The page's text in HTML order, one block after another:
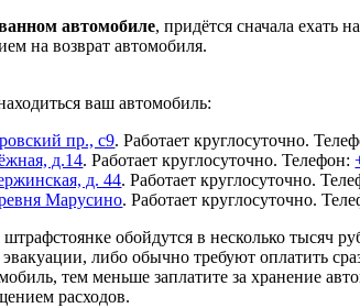
автомобиле, придётся сначала ехать
на возврат автомобиля.
ваш автомобиль:
пр., с9. Работает круглосуточно.
д.14. Работает круглосуточно. Телефон:
д. 44. Работает круглосуточно.
Марусино. Работает круглосуточно.
обойдутся в несколько
либо обычно требуют оплатить
тем меньше заплатите за хранение
расходов.